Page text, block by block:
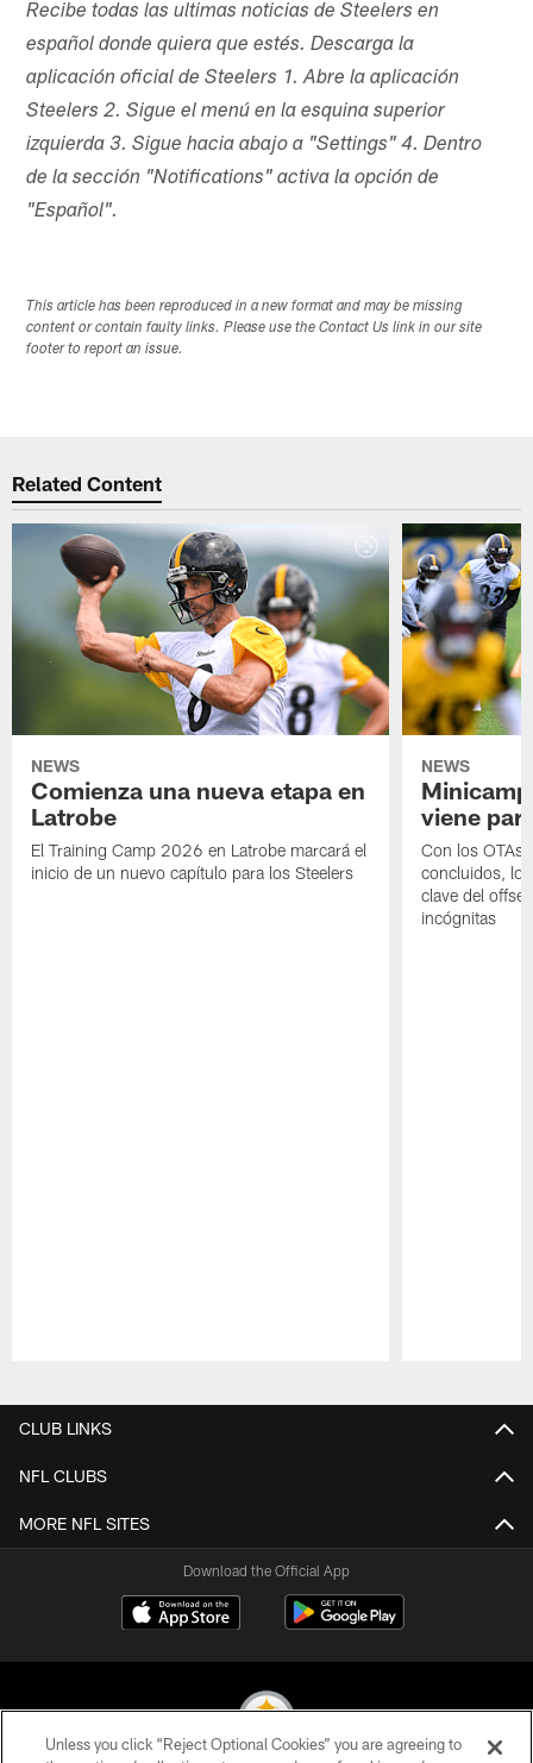
Recibe todas las ultimas noticias de Steelers en
español donde quiera que estés. Descarga la
aplicación oficial de Steelers 1. Abre la aplicación
Steelers 2. Sigue el menú en la esquina superior
izquierda 3. Sigue hacia abajo a "Settings" 4. Dentro
de la sección "Notifications" activa la opción de
"Español".
This article has been reproduced in a new format and may be missing
content or contain faulty links. Please use the Contact Us link in our site
footer to report an issue.
Related Content
NEWS
Comienza una nueva etapa en
Latrobe
El Training Camp 2026 en Latrobe marcará el
inicio de un nuevo capítulo para los Steelers
NEWS
viene
Con los OTAs
concluidos,
clave del
incógnitas
CLUB LINKS
NFL CLUBS
MORE NFL SITES
Download the Official App
Unless you click “Reject Optional Cookies” you are agreeing to